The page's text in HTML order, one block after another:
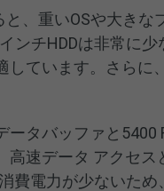
、重いOSや大き
ンチHDDは非常に
ています。さらに
ータバッファと
速データ アクセス
費電力が少ないため